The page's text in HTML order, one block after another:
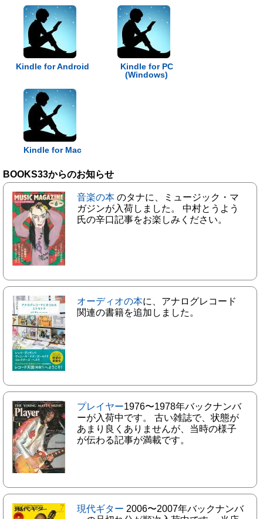
Kindle for Android
Kindle for PC
(Windows)
Kindle for Mac
BOOKS33からのお知らせ
音楽の本 のタナに、ミュージック・マ
ガジンが入荷しました。 中村とうよう
氏の辛口記事をお楽しみください。
オーディオの本に、アナログレコード
関連の書籍を追加しました。
プレイヤー1976〜1978年バックナンバ
ーが入荷中です。 古い雑誌で、状態が
あまり良くありませんが、当時の様子
が伝わる記事が満載です。
現代ギター 2006〜2007年バックナンバ